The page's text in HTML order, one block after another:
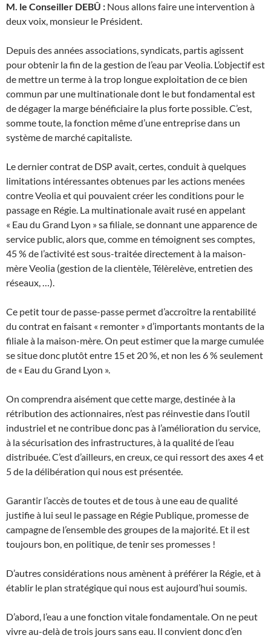
M. le Conseiller DEBÛ : Nous allons faire une intervention à
deux voix, monsieur le Président.
Depuis des années associations, syndicats, partis agissent
pour obtenir la fin de la gestion de l’eau par Veolia. L’objectif est
de mettre un terme à la trop longue exploitation de ce bien
commun par une multinationale dont le but fondamental est
de dégager la marge bénéficiaire la plus forte possible. C’est,
somme toute, la fonction même d’une entreprise dans un
système de marché capitaliste.
Le dernier contrat de DSP avait, certes, conduit à quelques
limitations intéressantes obtenues par les actions menées
contre Veolia et qui pouvaient créer les conditions pour le
passage en Régie. La multinationale avait rusé en appelant
« Eau du Grand Lyon » sa filiale, se donnant une apparence de
service public, alors que, comme en témoignent ses comptes,
45 % de l’activité est sous-traitée directement à la maison-
mère Veolia (gestion de la clientèle, Télèrelève, entretien des
réseaux, …).
Ce petit tour de passe-passe permet d’accroître la rentabilité
du contrat en faisant « remonter » d’importants montants de la
filiale à la maison-mère. On peut estimer que la marge cumulée
se situe donc plutôt entre 15 et 20 %, et non les 6 % seulement
de « Eau du Grand Lyon ».
On comprendra aisément que cette marge, destinée à la
rétribution des actionnaires, n’est pas réinvestie dans l’outil
industriel et ne contribue donc pas à l’amélioration du service,
à la sécurisation des infrastructures, à la qualité de l’eau
distribuée. C’est d’ailleurs, en creux, ce qui ressort des axes 4 et
5 de la délibération qui nous est présentée.
Garantir l’accès de toutes et de tous à une eau de qualité
justifie à lui seul le passage en Régie Publique, promesse de
campagne de l’ensemble des groupes de la majorité. Et il est
toujours bon, en politique, de tenir ses promesses !
D’autres considérations nous amènent à préférer la Régie, et à
établir le plan stratégique qui nous est aujourd’hui soumis.
D’abord, l’eau a une fonction vitale fondamentale. On ne peut
vivre au-delà de trois jours sans eau. Il convient donc d’en